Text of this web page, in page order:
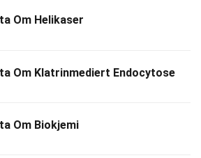
Om Helikaser
Om Klatrinmediert Endocytose
Om Biokjemi